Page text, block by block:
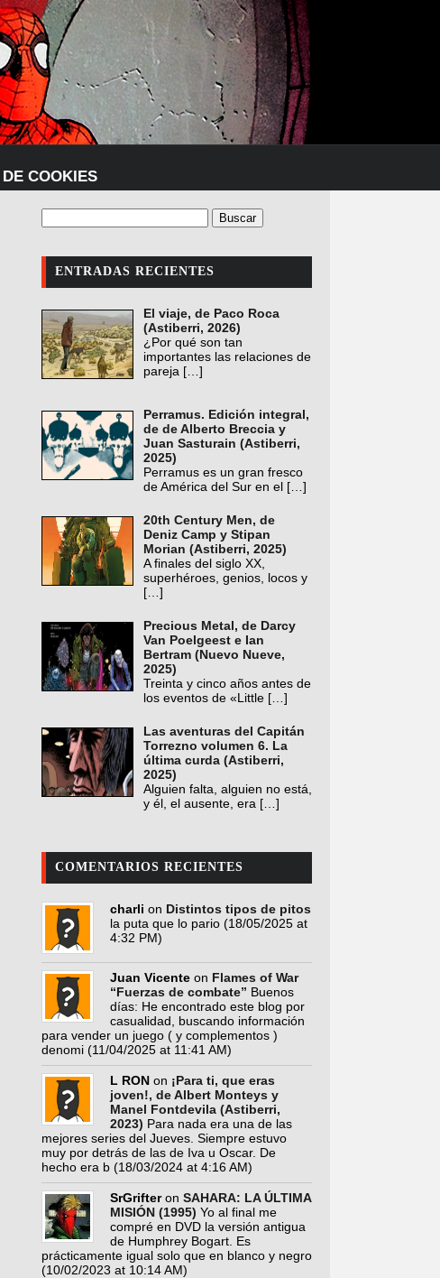
COOKIES
ENTRADAS RECIENTES
El viaje, de Paco Roca
(Astiberri, 2026)
¿Por qué son tan
importantes las relaciones de
pareja […]
Perramus. Edición integral,
de de Alberto Breccia y
Juan Sasturain (Astiberri,
2025)
Perramus es un gran fresco
de América del Sur en el […]
20th Century Men, de
Deniz Camp y Stipan
Morian (Astiberri, 2025)
A finales del siglo XX,
superhéroes, genios, locos y
[…]
Precious Metal, de Darcy
Van Poelgeest e Ian
Bertram (Nuevo Nueve,
2025)
Treinta y cinco años antes de
los eventos de «Little […]
Las aventuras del Capitán
Torrezno volumen 6. La
última curda (Astiberri,
2025)
Alguien falta, alguien no está,
y él, el ausente, era […]
COMENTARIOS RECIENTES
charli on Distintos tipos de pitos
la puta que lo pario (18/05/2025 at
4:32 PM)
Juan Vicente on Flames of War
“Fuerzas de combate” Buenos
días: He encontrado este blog por
casualidad, buscando información
para vender un juego ( y complementos )
denomi (11/04/2025 at 11:41 AM)
L RON on ¡Para ti, que eras
joven!, de Albert Monteys y
Manel Fontdevila (Astiberri,
2023) Para nada era una de las
mejores series del Jueves. Siempre estuvo
muy por detrás de las de Iva u Oscar. De
hecho era b (18/03/2024 at 4:16 AM)
SrGrifteron SAHARA: LA ÚLTIMA
MISIÓN (1995) Yo al final me
compré en DVD la versión antigua
de Humphrey Bogart. Es
prácticamente igual solo que en blanco y negro
(10/02/2023 at 10:14 AM)